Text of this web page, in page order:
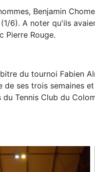
Benjamin
(1/6). A noter qu'ils
Pierre Rouge.
du tournoi Fabien
de ses trois semaines
du Tennis Club du